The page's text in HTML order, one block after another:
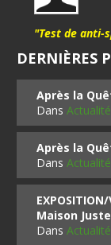
"Test de anti-
DERNIÈRES
Après la
Dans
Après la
Dans
Maison
Dans